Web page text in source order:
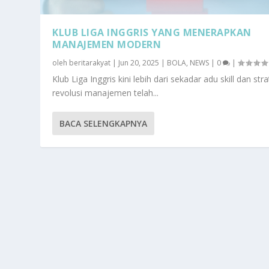
KLUB LIGA INGGRIS YANG MENERAPKAN
MANAJEMEN MODERN
oleh beritarakyat | Jun 20, 2025 | BOLA, NEWS | 0 |
Klub Liga Inggris kini lebih dari sekadar adu skill dan
revolusi manajemen telah...
BACA SELENGKAPNYA